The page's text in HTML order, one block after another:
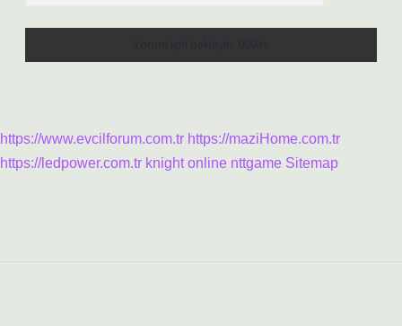
https://www.evcilforum.com.tr https://maziHome.com.tr
https://ledpower.com.tr knight online nttgame Sitemap